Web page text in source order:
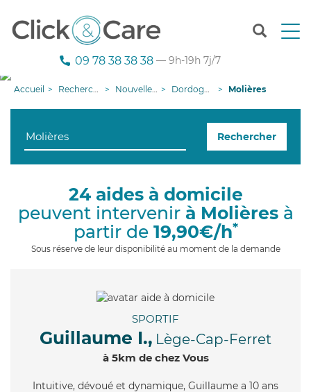
T
n
g
i
09 78 38 38 38 — 9h-19h 7j/7
Accueil Recherche aide à domicile Nouvelle-Aquitaine Dordogne Molières
Rechercher
24 aides à domicile
peuvent intervenir à Molièresà
partir de 19,90€/h*
Sous réserve de leur disponibilité au moment de la demande
SPORTIF
Guillaume I., Lège-Cap-Ferret
à 5km de chez Vous
Intuitive, dévoué et dynamique, Guillaume a 10 ans